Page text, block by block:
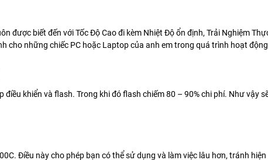
được biết đến với Tốc Độ Cao đi kèm Nhiệt Độ ổn định, Trải Nghiệm
cho những chiếc PC hoặc Laptop của anh em trong quá trình hoạt
khiển và flash. Trong khi đó flash chiếm 80 – 90% chi phí. Như vậy
Điều này cho phép bạn có thể sử dụng và làm việc lâu hơn, tránh